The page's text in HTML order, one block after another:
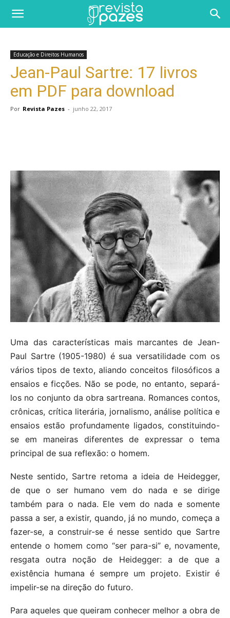
Educação e Direitos Humanos
Jean-Paul Sartre: 17 livros
em PDF para download
Por Revista Pazes - junho 22, 2017
Uma das características mais marcantes de Jean-
Paul Sartre (1905-1980) é sua versatilidade com os
vários tipos de texto, aliando conceitos filosóficos a
ensaios e ficções. Não se pode, no entanto, separá-
los no conjunto da obra sartreana. Romances contos,
crônicas, crítica literária, jornalismo, análise política e
ensaios estão profundamente ligados, constituindo-
se em maneiras diferentes de expressar o tema
principal de sua reflexão: o homem.
Neste sentido, Sartre retoma a ideia de Heidegger,
de que o ser humano vem do nada e se dirige
também para o nada. Ele vem do nada e somente
passa a ser, a existir, quando, já no mundo, começa a
fazer-se, a construir-se é nesse sentido que Sartre
entende o homem como “ser para-si” e, novamente,
resgata outra noção de Heidegger: a de que a
existência humana é sempre um projeto. Existir é
impelir-se na direção do futuro.
Para aqueles que queiram conhecer melhor a obra de